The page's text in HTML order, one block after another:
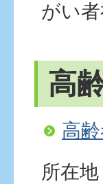
がい
高
高
所在